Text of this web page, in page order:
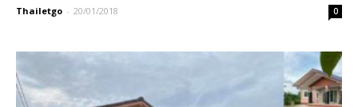
Thailetgo - 20/01/2018 0